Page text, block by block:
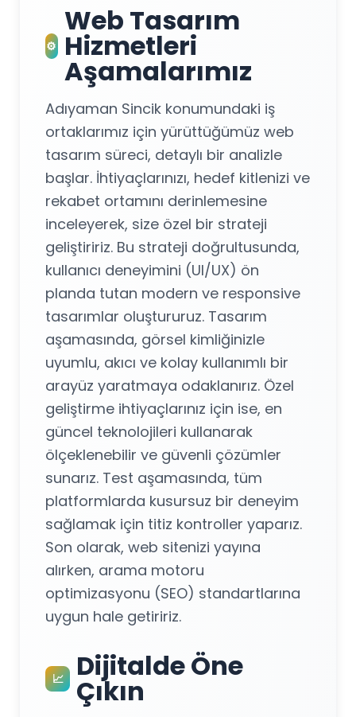
⚙️
Web Tasarım
Hizmetleri
Aşamalarımız
Adıyaman Sincik konumundaki iş
ortaklarımız için yürüttüğümüz web
tasarım süreci, detaylı bir analizle
başlar. İhtiyaçlarınızı, hedef kitlenizi ve
rekabet ortamını derinlemesine
inceleyerek, size özel bir strateji
geliştiririz. Bu strateji doğrultusunda,
kullanıcı deneyimini (UI/UX) ön
planda tutan modern ve responsive
tasarımlar oluştururuz. Tasarım
aşamasında, görsel kimliğinizle
uyumlu, akıcı ve kolay kullanımlı bir
arayüz yaratmaya odaklanırız. Özel
geliştirme ihtiyaçlarınız için ise, en
güncel teknolojileri kullanarak
ölçeklenebilir ve güvenli çözümler
sunarız. Test aşamasında, tüm
platformlarda kusursuz bir deneyim
sağlamak için titiz kontroller yaparız.
Son olarak, web sitenizi yayına
alırken, arama motoru
optimizasyonu (SEO) standartlarına
uygun hale getiririz.
📈 Dijitalde Öne
Çıkın